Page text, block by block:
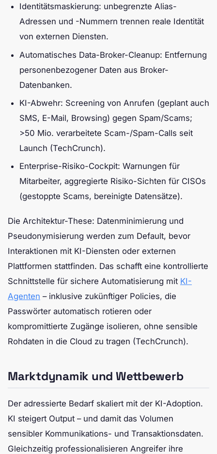
Identitätsmaskierung: unbegrenzte Alias-
Adressen und -Nummern trennen reale Identität
von externen Diensten.
Automatisches Data-Broker-Cleanup: Entfernung
personenbezogener Daten aus Broker-
Datenbanken.
KI-Abwehr: Screening von Anrufen (geplant auch
SMS, E-Mail, Browsing) gegen Spam/Scams;
>50 Mio. verarbeitete Scam-/Spam-Calls seit
Launch (TechCrunch).
Enterprise-Risiko-Cockpit: Warnungen für
Mitarbeiter, aggregierte Risiko-Sichten für CISOs
(gestoppte Scams, bereinigte Datensätze).
Die Architektur-These: Datenminimierung und
Pseudonymisierung werden zum Default, bevor
Interaktionen mit KI-Diensten oder externen
Plattformen stattfinden. Das schafft eine kontrollierte
Schnittstelle für sichere Automatisierung mit KI-
Agenten – inklusive zukünftiger Policies, die
Passwörter automatisch rotieren oder
kompromittierte Zugänge isolieren, ohne sensible
Rohdaten in die Cloud zu tragen (TechCrunch).
Marktdynamik und Wettbewerb
Der adressierte Bedarf skaliert mit der KI-Adoption.
KI steigert Output – und damit das Volumen
sensibler Kommunikations- und Transaktionsdaten.
Gleichzeitig professionalisieren Angreifer ihre